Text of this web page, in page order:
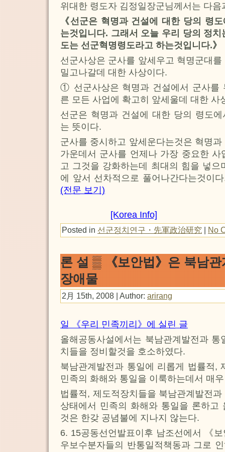
위대한 령도자 김정일장군님께서는 다
《선군은 혁명과 건설에 대한 당의 령
는것입니다. 그래서 오늘 우리 당의 정
도는 선군혁명령도라고 하는것입니다.》
선군사상은 군사를 앞세우고 혁명군대
밀고나갈데 대한 사상이다.
① 선군사상은 혁명과 건설에서 군사를
른 모든 사업에 확고히 앞세울데 대한 사
선군은 혁명과 건설에 대한 당의 령도
는 뜻이다.
군사를 중시하고 앞세운다는것은 혁명
가운데서 군사를 언제나 가장 중요한
고 그것을 강화하는데 최대의 힘을 넣
에 앞서 선차적으로 풀어나간다는것이
(전문 보기)
[Korea Info]
Posted in 선군정치연구・先軍政治研究 | No
론 설 ▒ 《보안법》은 북남
장애물
2月 15th, 2008 | Author: arirang
일 《우리 민족끼리》에 실린 글
올해공동사설에서는 북남관계발전과
치들을 정비할것을 호소하였다.
북남관계발전과 통일에 리롭게 법률적,
민족의 화해와 통일을 이룩하는데서 매
법률적, 제도적장치들을 북남관계발전
상태에서 민족의 화해와 통일을 론하고
것은 한갖 공념불에 지나지 않는다.
6. 15공동선언발표이후 남조선에서 《
우보수분자들의 반통일적책동과 그로